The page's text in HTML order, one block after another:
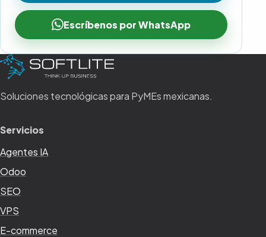
Escríbenos por WhatsApp
Soluciones tecnológicas para PyMEs mexicanas.
Servicios
Agentes IA
Odoo
SEO
VPS
E-commerce